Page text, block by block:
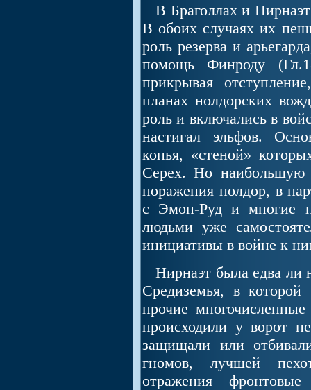
В Браголлах и
В обоих случаях их
роль резерва и
помощь Финроду
прикрывая
планах нолдорских
роль и включались в
настигал эльфов.
копья, «стеной»
Серех. Но наибольшую
поражения нолдор, в
с Эмон-Руд и многие
людьми уже
инициативы в войне к
Нирнаэт была едва ли
Средиземья, в
прочие
происходили у ворот
защищали или
гномов, лучшей
отражения